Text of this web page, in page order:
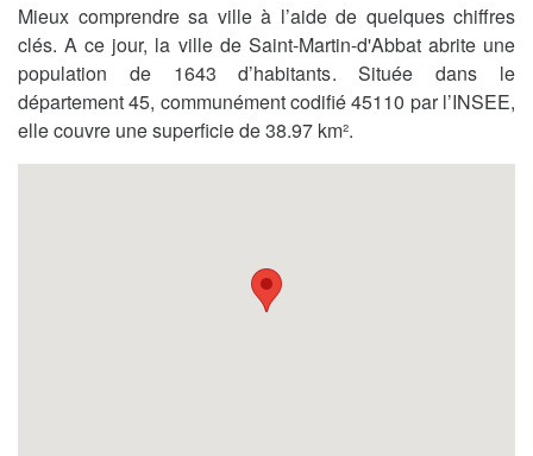
Mieux comprendre sa ville à l’aide de quelques chiffres
clés. A ce jour, la ville de Saint-Martin-d'Abbat abrite une
population de 1643 d’habitants. Située dans le
département 45, communément codifié 45110 par l’INSEE,
elle couvre une superficie de 38.97 km².